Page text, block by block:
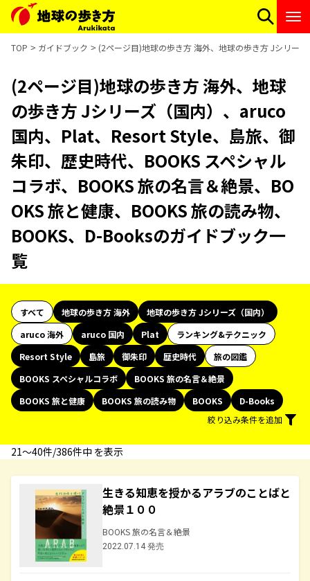
TOP ガイドブック (2ページ目)地球の歩き方 海外、地球の歩き方 Jシリー
(2ページ目)地球の歩き方 海外、地球
の歩き方 Jシリーズ（国内）、aruco
国内、Plat、Resort Style、島旅、御
朱印、歴史時代、BOOKS スペシャル
コラボ、BOOKS 旅の名言＆絶景、BO
OKS 旅と健康、BOOKS 旅の読み物、
BOOKS、D-Booksのガイドブック一
覧
すべて 地球の歩き方 海外
地球の歩き方 Jシリーズ（国内）
aruco 海外
aruco 国内 Plat
ランキング&テクニック
Resort Style
島旅 御朱印 歴史時代
旅の図鑑
BOOKS スペシャルコラボ
BOOKS 旅の名言＆絶景
BOOKS 旅と健康
BOOKS 旅の読み物 BOOKS
D-Books
絞り込み条件を追加
21〜40件/386件中 を表示
生きる知恵を授かるアラブのことばと
絶景１００
BOOKS 旅の名言＆絶景
2022.07.14 発売